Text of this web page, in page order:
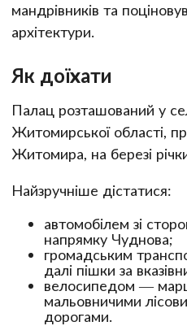
мандрівників та
архітектури.
Як доїхати
Палац розташований у
Житомирської області,
Житомира, на березі
Найзручніше дістатися:
автомобілем зі
напрямку Чуднова;
громадським
далі пішки за
велосипедом —
мальовничими
дорогами.